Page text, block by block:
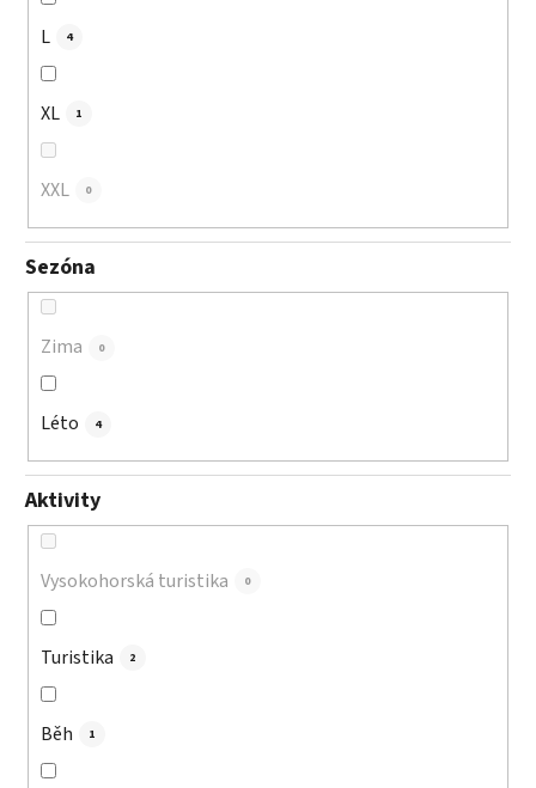
L 4
XL 1
XXL 0
Sezóna
Zima 0
Léto 4
Aktivity
Vysokohorská turistika 0
Turistika 2
Běh 1